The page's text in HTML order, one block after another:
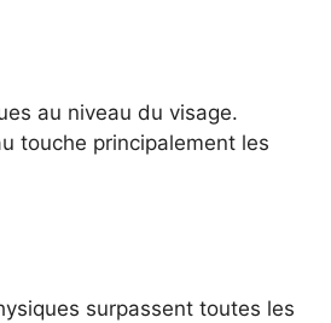
au niveau du visage.
touche principalement les
surpassent toutes les